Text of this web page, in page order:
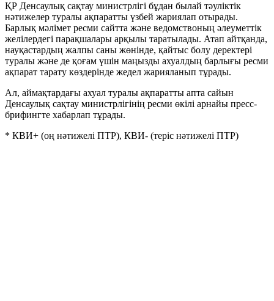
ҚР Денсаулық сақтау министрлігі бұдан былай тәуліктік
нәтижелер туралы ақпаратты үзбей жариялап отырады.
Барлық мәлімет ресми сайтта және ведомствоның әлеуметтік
желілердегі парақшалары арқылы таратылады. Атап айтқанда,
науқастардың жалпы саны жөнінде, қайтыс болу деректері
туралы және де қоғам үшін маңызды ахуалдың барлығы ресми
ақпарат тарату көздерінде жедел жарияланып тұрады.
Ал, аймақтардағы ахуал туралы ақпаратты апта сайын
Денсаулық сақтау министрлігінің ресми өкілі арнайы пресс-
брифингте хабарлап тұрады.
* КВИ+ (оң нәтижелі ПТР), КВИ- (теріс нәтижелі ПТР)